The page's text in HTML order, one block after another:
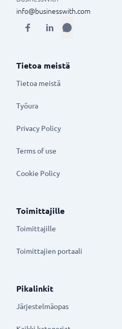
info@businesswith.com
Tietoa meistä
Tietoa meistä
Työura
Privacy Policy
Terms of use
Cookie Policy
Toimittajille
Toimittajille
Toimittajien portaali
Pikalinkit
Järjestelmäopas